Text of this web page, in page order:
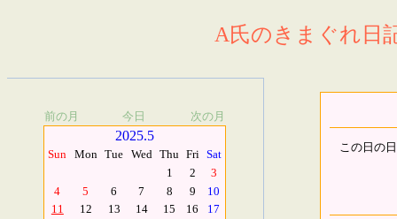
A氏のきまぐれ日
前の月 今日 次の月
2025.5
Sun Mon Tue Wed Thu Fri Sat
1
2
3
4
5 6 7 8 9
10
11
12 13 14 15 16
17
この日の